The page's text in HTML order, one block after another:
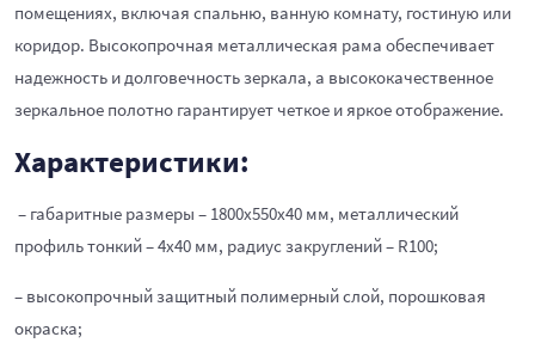
помещениях, включая спальню, ванную комнату, гостиную или
коридор. Высокопрочная металлическая рама обеспечивает
надежность и долговечность зеркала, а высококачественное
зеркальное полотно гарантирует четкое и яркое отображение.
Характеристики:
– габаритные размеры – 1800х550х40 мм, металлический
профиль тонкий – 4х40 мм, радиус закруглений – R100;
– высокопрочный защитный полимерный слой, порошковая
окраска;